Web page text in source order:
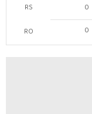
RS
RO
0
0